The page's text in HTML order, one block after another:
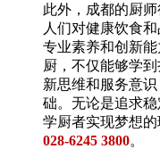
此外，成都的厨
人们对健康饮食
专业素养和创新
厨，不仅能够学
新思维和服务意
础。无论是追求
学厨者实现梦想
028-6245 3800。